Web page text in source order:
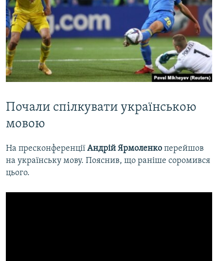
Почали спілкувати українською
мовою
На пресконференції Андрій Ярмоленко перейшов
на українську мову. Пояснив, що раніше соромився
цього.